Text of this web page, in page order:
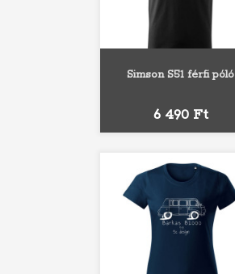
Simson S51 férfi póló
Ár
6 490 Ft